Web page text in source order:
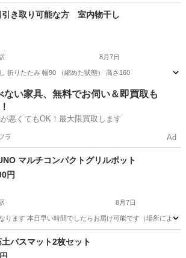
新丸子駅 年中行事用品
引き取り可能な方 室内物干し
8月7日
折りたたみ 幅90 （縮めた状態） 高さ160
辻堂駅 その他 物干し
ない家具、無料でお伺い＆即買取も
悪くてもOK！最大限買取します
ラ Ad
マルチコンパクトグリルポット
円
8月7日
ります 本日早い時間でしたらお届け可能です（場所により
横浜駅 調理器具
バスマット2枚セット